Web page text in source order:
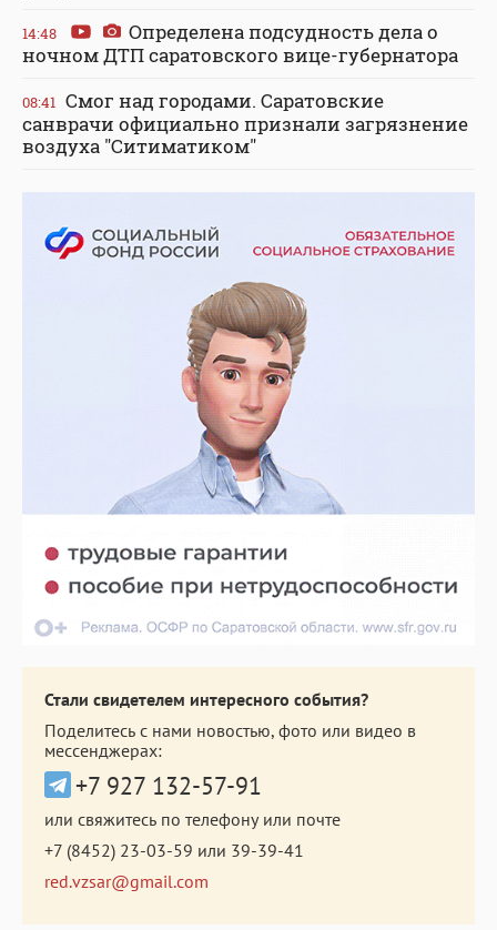
14:48
Определена подсудность дела о
ночном ДТП саратовского вице-губернатора
08:41 Смог над городами. Саратовские
санврачи официально признали загрязнение
воздуха "Ситиматиком"
Стали свидетелем интересного события?
Поделитесь с нами новостью, фото или видео в
мессенджерах:
+7 927 132-57-91
или свяжитесь по телефону или почте
+7 (8452) 23-03-59 или 39-39-41
red.vzsar@gmail.com